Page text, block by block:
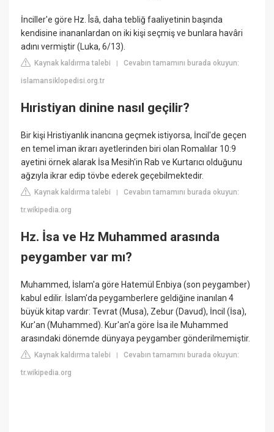
İnciller'e göre Hz. Îsâ, daha tebliğ faaliyetinin başında
kendisine inananlardan on iki kişi seçmiş ve bunlara havâri
adını vermiştir (Luka, 6/13).
Kaynak kaldırma talebi |Cevabın tamamını burada okuyun:
islamansiklopedisi.org.tr
Hıristiyan dinine nasıl geçilir?
Bir kişi Hristiyanlık inancına geçmek istiyorsa, İncil'de geçen
en temel iman ikrarı ayetlerinden biri olan Romalılar 10:9
ayetini örnek alarak İsa Mesih'in Rab ve Kurtarıcı olduğunu
ağzıyla ikrar edip tövbe ederek geçebilmektedir.
Kaynak kaldırma talebi |Cevabın tamamını burada okuyun:
tr.wikipedia.org
Hz. İsa ve Hz Muhammed arasında
peygamber var mı?
Muhammed, İslam'a göre Hatemül Enbiya (son peygamber)
kabul edilir. İslam'da peygamberlere geldiğine inanılan 4
büyük kitap vardır: Tevrat (Musa), Zebur (Davud), İncil (İsa),
Kur'an (Muhammed). Kur'an'a göre İsa ile Muhammed
arasındaki dönemde dünyaya peygamber gönderilmemiştir.
Kaynak kaldırma talebi |Cevabın tamamını burada okuyun:
tr.wikipedia.org